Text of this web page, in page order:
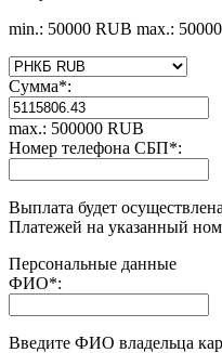
min.: 50000 RUB max.:
Сумма*:
max.: 500000 RUB
Номер телефона СБП*:
Выплата будет
Платежей на указанный
Персональные данные
ФИО*:
Введите ФИО владельца